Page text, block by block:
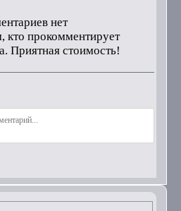
нет
кто прокомментирует
Приятная стоимость!